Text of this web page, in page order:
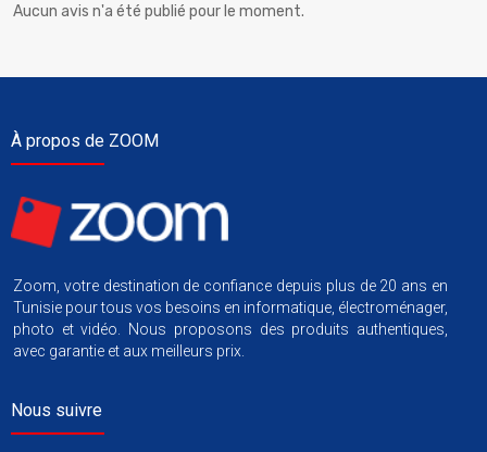
Aucun avis n'a été publié pour le moment.
À propos de ZOOM
Zoom, votre destination de confiance depuis plus de 20 ans en
Tunisie pour tous vos besoins en informatique, électroménager,
photo et vidéo. Nous proposons des produits authentiques,
avec garantie et aux meilleurs prix.
Nous suivre